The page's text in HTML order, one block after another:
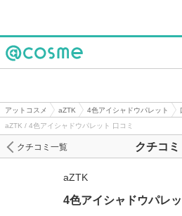
アットコスメ aZTK 4色アイシャドウパレット
aZTK / 4色アイシャドウパレット 口コミ
クチコミ
クチコミ一覧
aZTK
4色アイシャドウパレ